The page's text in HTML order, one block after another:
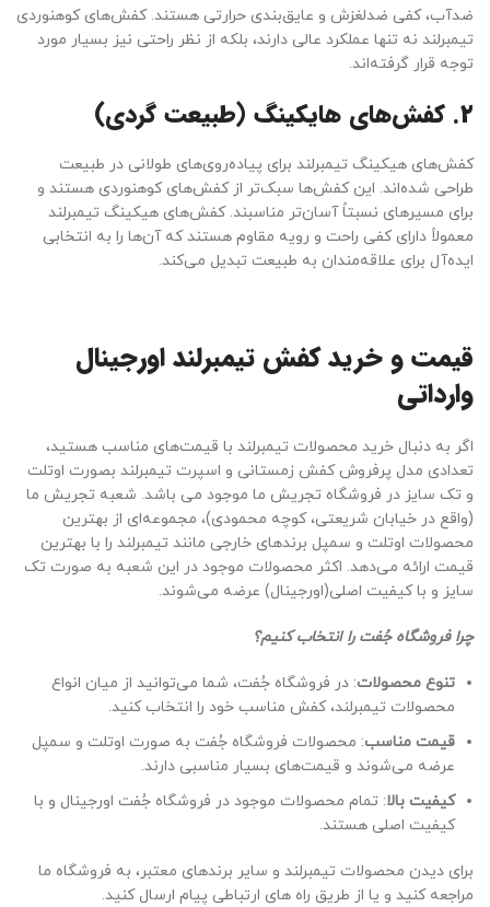
ضدآب، کفی ضدلغزش و عایق‌بندی حرارتی هستند. کفش‌های کوهنوردی
تیمبرلند نه تنها عملکرد عالی دارند، بلکه از نظر راحتی نیز بسیار مورد
توجه قرار گرفته‌اند.
۲. کفش‌های هایکینگ (طبیعت گردی)
کفش‌های هیکینگ تیمبرلند برای پیاده‌روی‌های طولانی در طبیعت
طراحی شده‌اند. این کفش‌ها سبک‌تر از کفش‌های کوهنوردی هستند و
برای مسیرهای نسبتاً آسان‌تر مناسبند. کفش‌های هیکینگ تیمبرلند
معمولاً دارای کفی راحت و رویه مقاوم هستند که آن‌ها را به انتخابی
ایده‌آل برای علاقه‌مندان به طبیعت تبدیل می‌کند.
قیمت و خرید کفش تیمبرلند اورجینال
وارداتی
اگر به دنبال خرید محصولات تیمبرلند با قیمت‌های مناسب هستید،
تعدادی مدل پرفروش کفش زمستانی و اسپرت تیمبرلند بصورت اوتلت
و تک سایز در فروشگاه تجریش ما موجود می باشد. شعبه تجریش ما
(واقع در خیابان شریعتی، کوچه محمودی)، مجموعه‌ای از بهترین
محصولات اوتلت و سمپل برندهای خارجی مانند تیمبرلند را با بهترین
قیمت ارائه می‌دهد. اکثر محصولات موجود در این شعبه به صورت تک
سایز و با کیفیت اصلی(اورجینال) عرضه می‌شوند.
چرا فروشگاه جُفت را انتخاب کنیم؟
تنوع محصولات: در فروشگاه جُفت، شما می‌توانید از میان انواع
محصولات تیمبرلند، کفش مناسب خود را انتخاب کنید.
قیمت مناسب: محصولات فروشگاه جُفت به صورت اوتلت و سمپل
عرضه می‌شوند و قیمت‌های بسیار مناسبی دارند.
کیفیت بالا: تمام محصولات موجود در فروشگاه جُفت اورجینال و با
کیفیت اصلی هستند.
برای دیدن محصولات تیمبرلند و سایر برندهای معتبر، به فروشگاه ما
مراجعه کنید و یا از طریق راه های ارتباطی پیام ارسال کنید.